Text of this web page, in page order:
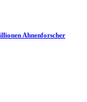
Ahnenforscher